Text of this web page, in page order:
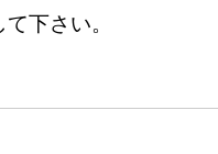
下さい。